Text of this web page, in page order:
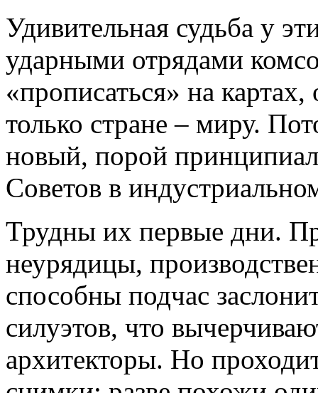
Удивительная судьба у
ударными отрядами
«прописаться» на
только стране – миру.
новый, порой
Советов в
Трудны их первые дни.
неурядицы,
способны подчас
силуэтов, что
архитекторы. Но